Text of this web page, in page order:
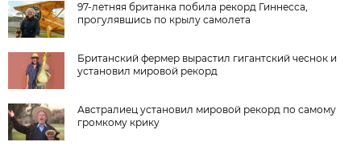
97-летняя британка побила рекорд Гиннесса,
прогулявшись по крылу самолета
Британский фермер вырастил гигантский чеснок и
установил мировой рекорд
Австралиец установил мировой рекорд по самому
громкому крику